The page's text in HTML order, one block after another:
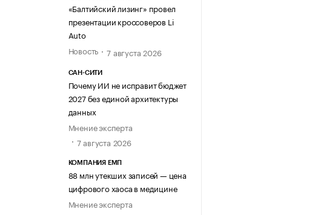
«Балтийский лизинг» провел
презентации кроссоверов Li
Auto
Новость
7 августа 2026
САН-СИТИ
Почему ИИ не исправит бюджет
2027 без единой архитектуры
данных
Мнение эксперта
7 августа 2026
КОМПАНИЯ ЕМП
88 млн утекших записей — цена
цифрового хаоса в медицине
Мнение эксперта